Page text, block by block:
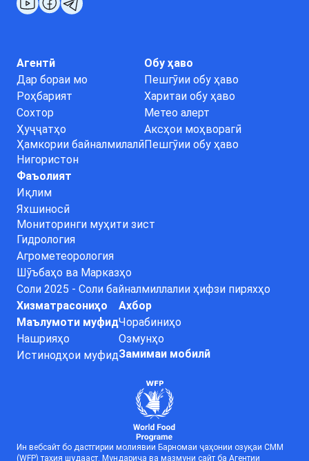
Агентӣ
Дар бораи мо
Роҳбарият
Сохтор
Ҳуҷҷатҳо
Ҳамкории байналмилалӣ
Нигористон
Обу ҳаво
Пешгӯии обу ҳаво
Харитаи обу ҳаво
Метео алерт
Аксҳои моҳворагӣ
Пешгӯии обу ҳаво
Фаъолият
Иқлим
Яхшиносӣ
Мониторинги муҳити зист
Гидрология
Агрометеорология
Шӯъбаҳо ва Марказҳо
Соли 2025 - Соли байналмиллалии ҳифзи пиряхҳо
Хизматрасониҳо
Маълумоти муфид
Нашрияҳо
Истинодҳои муфид
Ахбор
Чорабиниҳо
Озмунҳо
Замимаи мобилӣ
Ин вебсайт бо дастгирии молиявии Барномаи ҷаҳонии озуқаи СММ
(WFP) таҳия шудааст. Мундариҷа ва мазмуни сайт ба Агентии